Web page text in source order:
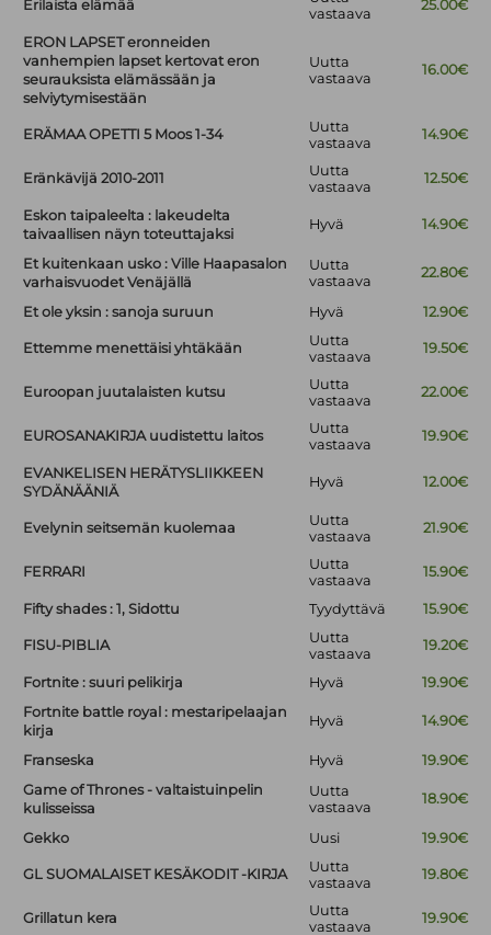
Erilaista elämää
vastaava
25.00€
ERON LAPSET eronneiden
vanhempien lapset kertovat eron
seurauksista elämässään ja
selviytymisestään
Uutta
vastaava
16.00€
ERÄMAA OPETTI 5 Moos 1-34
Uutta
vastaava
14.90€
Eränkävijä 2010-2011
Uutta
vastaava
12.50€
Eskon taipaleelta : lakeudelta
taivaallisen näyn toteuttajaksi
Hyvä 14.90€
Et kuitenkaan usko : Ville Haapasalon
varhaisvuodet Venäjällä
Uutta
vastaava
22.80€
Et ole yksin : sanoja suruun Hyvä 12.90€
Ettemme menettäisi yhtäkään
Uutta
vastaava
19.50€
Euroopan juutalaisten kutsu
Uutta
vastaava
22.00€
EUROSANAKIRJA uudistettu laitos
Uutta
vastaava
19.90€
EVANKELISEN HERÄTYSLIIKKEEN
SYDÄNÄÄNIÄ
Hyvä 12.00€
Evelynin seitsemän kuolemaa
Uutta
vastaava
21.90€
FERRARI
Uutta
vastaava
15.90€
Fifty shades : 1, Sidottu Tyydyttävä 15.90€
FISU-PIBLIA
Uutta
vastaava
19.20€
Fortnite : suuri pelikirja Hyvä
19.90€
Fortnite battle royal : mestaripelaajan
kirja
Hyvä 14.90€
Franseska Hyvä
19.90€
Game of Thrones - valtaistuinpelin
kulisseissa
Uutta
vastaava
18.90€
Gekko Uusi 19.90€
GL SUOMALAISET KESÄKODIT -KIRJA
Uutta
vastaava
19.80€
Grillatun kera
Uutta
vastaava
19.90€